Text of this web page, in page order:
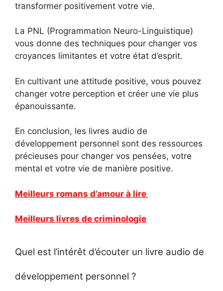
transformer positivement votre vie.
La PNL (Programmation Neuro-Linguistique)
vous donne des techniques pour changer vos
croyances limitantes et votre état d’esprit.
En cultivant une attitude positive, vous pouvez
changer votre perception et créer une vie plus
épanouissante.
En conclusion, les livres audio de
développement personnel sont des ressources
précieuses pour changer vos pensées, votre
mental et votre vie de manière positive.
Meilleurs romans d’amour à lire
Meilleurs livres de criminologie
Quel est l’intérêt d’écouter un livre audio de
développement personnel ?